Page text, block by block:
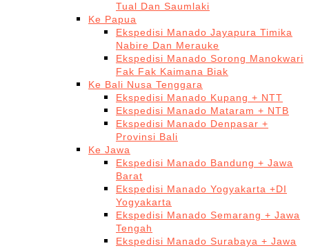
Tual Dan Saumlaki
Ke Papua
Ekspedisi Manado Jayapura Timika
Nabire Dan Merauke
Ekspedisi Manado Sorong Manokwari
Fak Fak Kaimana Biak
Ke Bali Nusa Tenggara
Ekspedisi Manado Kupang + NTT
Ekspedisi Manado Mataram + NTB
Ekspedisi Manado Denpasar +
Provinsi Bali
Ke Jawa
Ekspedisi Manado Bandung + Jawa
Barat
Ekspedisi Manado Yogyakarta +DI
Yogyakarta
Ekspedisi Manado Semarang + Jawa
Tengah
Ekspedisi Manado Surabaya + Jawa